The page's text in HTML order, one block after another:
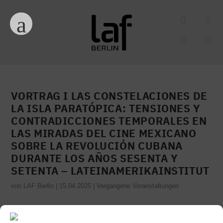
VORTRAG I LAS CONSTELACIONES DE
LA ISLA PARATÓPICA: TENSIONES Y
CONTRADICCIONES TEMPORALES EN
LAS MIRADAS DEL CINE MEXICANO
SOBRE LA REVOLUCIÓN CUBANA
DURANTE LOS AÑOS SESENTA Y
SETENTA – LATEINAMERIKAINSTITUT
von LAF Berlin 15.04.2025 |Vergangene Veranstaltungen
–